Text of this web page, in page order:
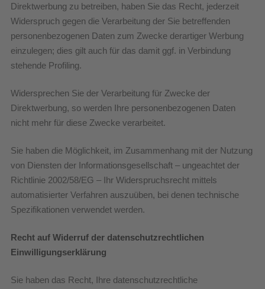
Direktwerbung zu betreiben, haben Sie das Recht, jederzeit
Widerspruch gegen die Verarbeitung der Sie betreffenden
personenbezogenen Daten zum Zwecke derartiger Werbung
einzulegen; dies gilt auch für das damit ggf. in Verbindung
stehende Profiling.
Widersprechen Sie der Verarbeitung für Zwecke der
Direktwerbung, so werden Ihre personenbezogenen Daten
nicht mehr für diese Zwecke verarbeitet.
Sie haben die Möglichkeit, im Zusammenhang mit der Nutzung
von Diensten der Informationsgesellschaft – ungeachtet der
Richtlinie 2002/58/EG – Ihr Widerspruchsrecht mittels
automatisierter Verfahren auszuüben, bei denen technische
Spezifikationen verwendet werden.
Recht auf Widerruf der datenschutzrechtlichen
Einwilligungserklärung
Sie haben das Recht, Ihre datenschutzrechtliche